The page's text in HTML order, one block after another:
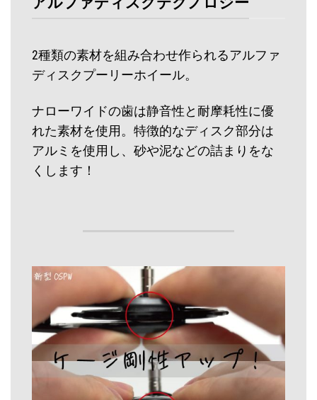
2種類の素材を組み合わせ作られるアルファ
ディスクプーリーホイール。
ナローワイドの歯は静音性と耐摩耗性に優
れた素材を使用。特徴的なディスク部分は
アルミを使用し、砂や泥などの詰まりをな
くします！